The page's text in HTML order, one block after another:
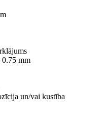
mm
un/vai kustība